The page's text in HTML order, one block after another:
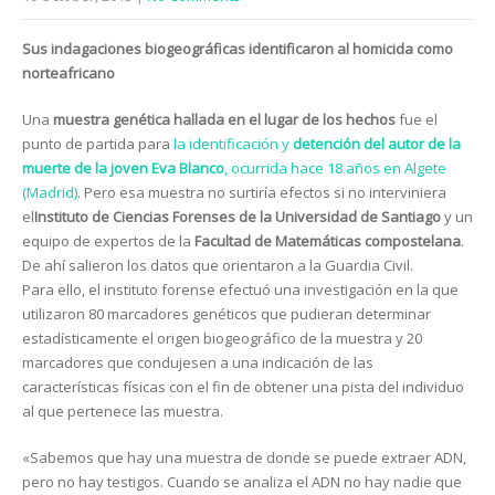
Sus indagaciones biogeográficas identificaron al homicida como
norteafricano
Una muestra genética hallada en el lugar de los hechosfue el
punto de partida para la identificación ydetención del autor de la
muerte de la joven Eva Blanco, ocurrida hace 18 años en Algete
(Madrid). Pero esa muestra no surtiría efectos si no interviniera
elInstituto de Ciencias Forenses de la Universidad de Santiagoy un
equipo de expertos de la Facultad de Matemáticas compostelana.
De ahí salieron los datos que orientaron a la Guardia Civil.
Para ello, el instituto forense efectuó una investigación en la que
utilizaron 80 marcadores genéticos que pudieran determinar
estadísticamente el origen biogeográfico de la muestra y 20
marcadores que condujesen a una indicación de las
características físicas con el fin de obtener una pista del individuo
al que pertenece las muestra.
«Sabemos que hay una muestra de donde se puede extraer ADN,
pero no hay testigos. Cuando se analiza el ADN no hay nadie que